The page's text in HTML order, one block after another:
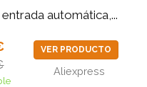
automática,...
VER PRODUCTO
Aliexpress